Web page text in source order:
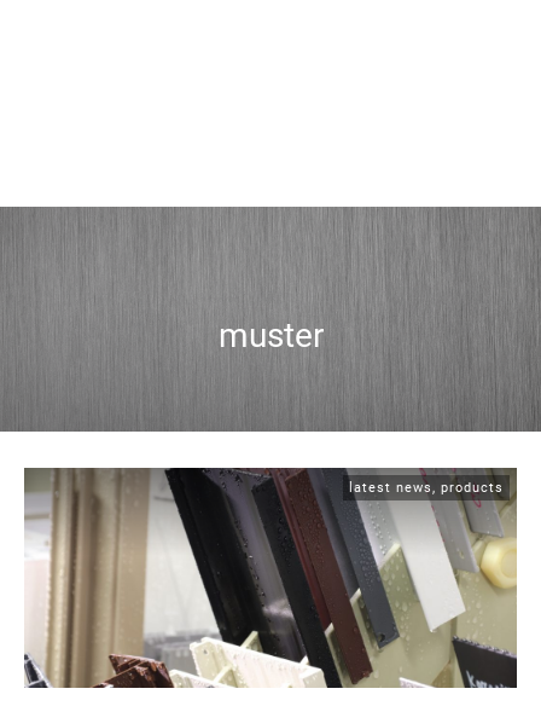
muster
latest news, products